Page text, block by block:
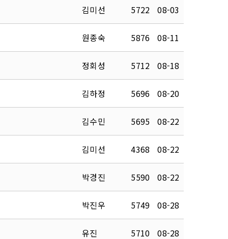
김미선 5722 08-03
원종숙 5876 08-11
정회성 5712 08-18
김하정 5696 08-20
김수민 5695 08-22
김미선 4368 08-22
박경진 5590 08-22
박진우 5749 08-28
유진 5710 08-28